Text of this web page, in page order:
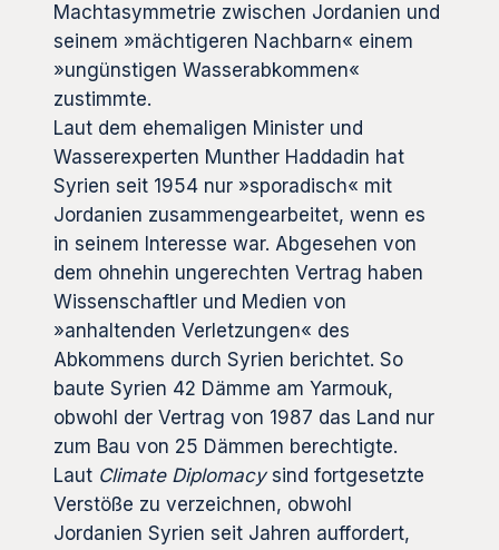
Machtasymmetrie zwischen Jordanien und
seinem »mächtigeren Nachbarn« einem
»ungünstigen Wasserabkommen«
zustimmte.
Laut dem ehemaligen Minister und
Wasserexperten Munther Haddadin hat
Syrien seit 1954 nur »sporadisch« mit
Jordanien zusammengearbeitet, wenn es
in seinem Interesse war. Abgesehen von
dem ohnehin ungerechten Vertrag haben
Wissenschaftler und Medien von
»anhaltenden Verletzungen« des
Abkommens durch Syrien berichtet. So
baute Syrien 42 Dämme am Yarmouk,
obwohl der Vertrag von 1987 das Land nur
zum Bau von 25 Dämmen berechtigte.
Laut Climate Diplomacy sind fortgesetzte
Verstöße zu verzeichnen, obwohl
Jordanien Syrien seit Jahren auffordert,